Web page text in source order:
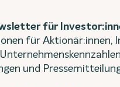
für
für Aktionär:innen,
und